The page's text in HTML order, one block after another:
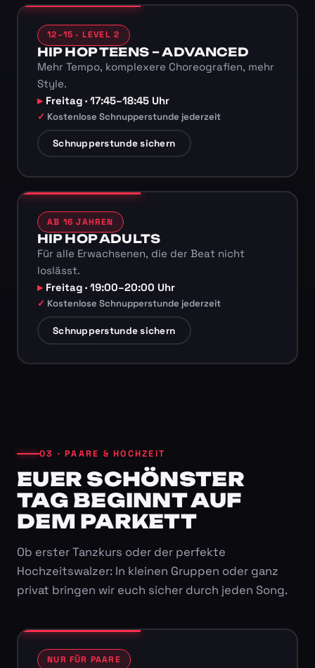
12–15 · LEVEL 2
HIP HOP TEENS – ADVANCED
Mehr Tempo, komplexere Choreografien, mehr
Style.
Freitag · 17:45–18:45 Uhr
Kostenlose Schnupperstunde jederzeit
Schnupperstunde sichern
AB 16 JAHREN
HIP HOP ADULTS
Für alle Erwachsenen, die der Beat nicht
loslässt.
Freitag · 19:00–20:00 Uhr
Kostenlose Schnupperstunde jederzeit
Schnupperstunde sichern
03 · PAARE & HOCHZEIT
EUER SCHÖNSTER
TAG BEGINNT AUF
DEM PARKETT
Ob erster Tanzkurs oder der perfekte
Hochzeitswalzer: In kleinen Gruppen oder ganz
privat bringen wir euch sicher durch jeden Song.
NUR FÜR PAARE